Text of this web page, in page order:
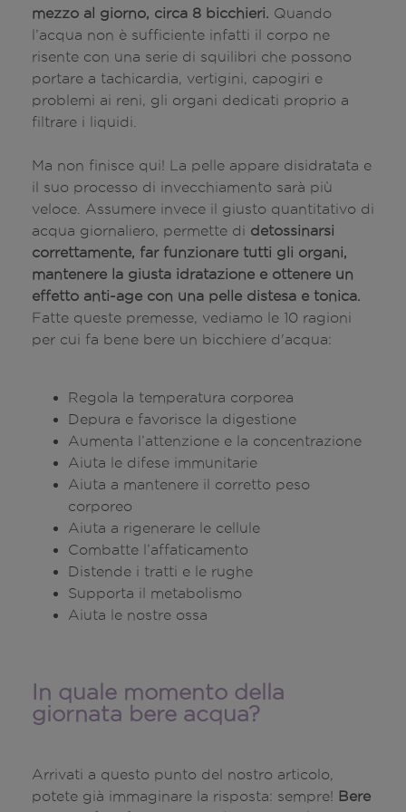
mezzo al giorno, circa 8 bicchieri. Quando
l’acqua non è sufficiente infatti il corpo ne
risente con una serie di squilibri che possono
portare a tachicardia, vertigini, capogiri e
problemi ai reni, gli organi dedicati proprio a
filtrare i liquidi.
Ma non finisce qui! La pelle appare disidratata e
il suo processo di invecchiamento sarà più
veloce. Assumere invece il giusto quantitativo di
acqua giornaliero, permette di detossinarsi
correttamente, far funzionare tutti gli organi,
mantenere la giusta idratazione e ottenere un
effetto anti-age con una pelle distesa e tonica.
Fatte queste premesse, vediamo le 10 ragioni
per cui fa bene bere un bicchiere d'acqua:
Regola la temperatura corporea
Depura e favorisce la digestione
Aumenta l’attenzione e la concentrazione
Aiuta le difese immunitarie
Aiuta a mantenere il corretto peso
corporeo
Aiuta a rigenerare le cellule
Combatte l’affaticamento
Distende i tratti e le rughe
Supporta il metabolismo
Aiuta le nostre ossa
In quale momento della
giornata bere acqua?
Arrivati a questo punto del nostro articolo,
potete già immaginare la risposta: sempre! Bere